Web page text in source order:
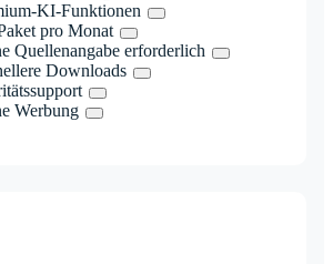
KI-Funktionen
pro Monat
Quellenangabe erforderlich
Downloads
Werbung